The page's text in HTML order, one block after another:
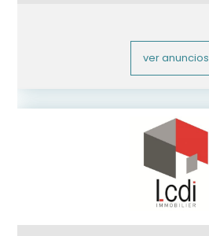
ver anuncios